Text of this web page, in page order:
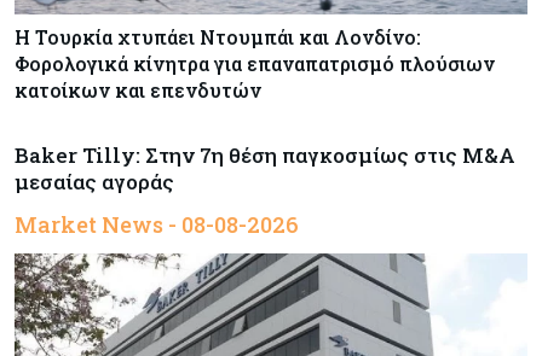
Η Τουρκία χτυπάει Ντουμπάι και Λονδίνο:
Φορολογικά κίνητρα για επαναπατρισμό πλούσιων
κατοίκων και επενδυτών
Baker Tilly: Στην 7η θέση παγκοσμίως στις M&A
μεσαίας αγοράς
Market News - 08-08-2026